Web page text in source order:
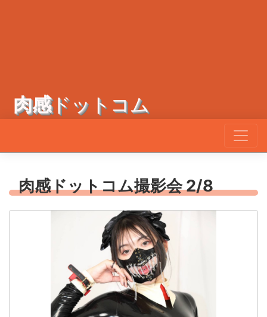
肉感ドットコム
肉感ドットコム撮影会 2/8